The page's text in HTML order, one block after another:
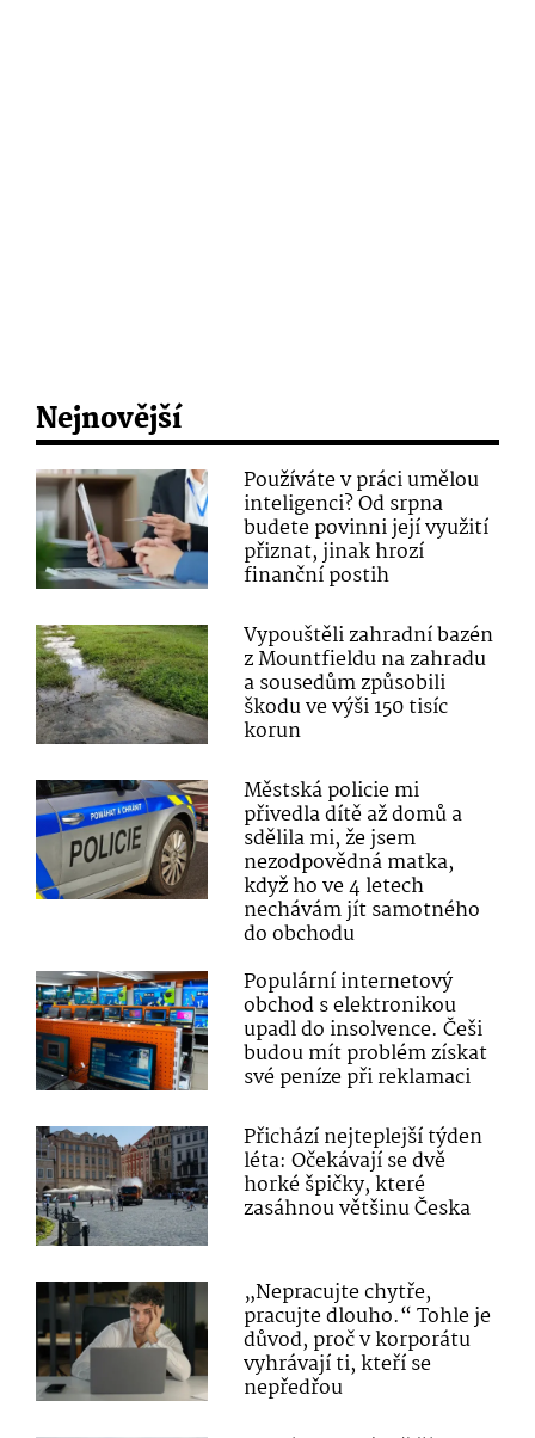
Nejnovější
Používáte v práci umělou
inteligenci? Od srpna
budete povinni její využití
přiznat, jinak hrozí
finanční postih
Vypouštěli zahradní bazén
z Mountfieldu na zahradu
a sousedům způsobili
škodu ve výši 150 tisíc
korun
Městská policie mi
přivedla dítě až domů a
sdělila mi, že jsem
nezodpovědná matka,
když ho ve 4 letech
nechávám jít samotného
do obchodu
Populární internetový
obchod s elektronikou
upadl do insolvence. Češi
budou mít problém získat
své peníze při reklamaci
Přichází nejteplejší týden
léta: Očekávají se dvě
horké špičky, které
zasáhnou většinu Česka
„Nepracujte chytře,
pracujte dlouho.“ Tohle je
důvod, proč v korporátu
vyhrávají ti, kteří se
nepředřou